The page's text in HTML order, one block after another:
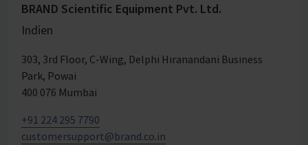
BRAND Scientific Equipment Pvt. Ltd.
Indien
303, 3rd Floor, C-Wing, Delphi Hiranandani Business
Park, Powai
400 076 Mumbai
+91 224 295 7790
customersupport@brand.co.in